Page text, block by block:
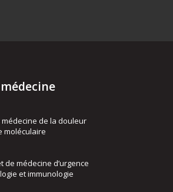
de la douleur
moléculaire
de médecine d’urgence
et immunologie